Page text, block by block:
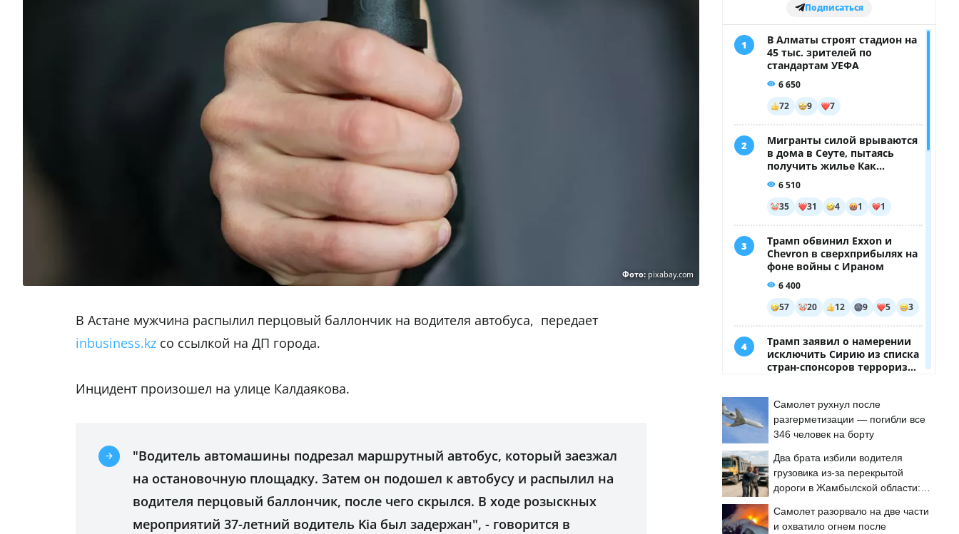
Фото: pixabay.com
В Астане мужчина распылил перцовый баллончик на водителя автобуса, передает
inbusiness.kz со ссылкой на ДП города.
Инцидент произошел на улице Калдаякова.
"Водитель автомашины подрезал маршрутный автобус, который заезжал
на остановочную площадку. Затем он подошел к автобусу и распылил на
водителя перцовый баллончик, после чего скрылся. В ходе розыскных
мероприятий 37-летний водитель Kia был задержан", - говорится в
Самолет рухнул после
разгерметизации — погибли все
346 человек на борту
Два брата избили водителя
грузовика из-за перекрытой
дороги в Жамбылской области:
Самолет разорвало на две части
и охватило огнем после